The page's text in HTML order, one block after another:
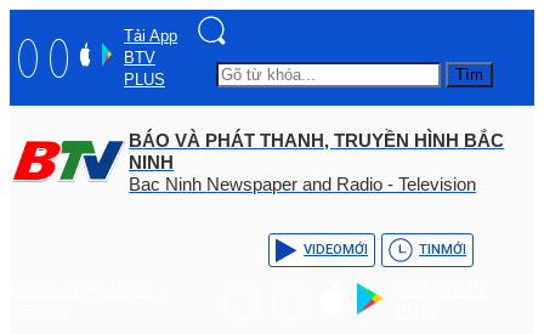
Tải App
BTV
PLUS
Tìm
BÁO VÀ PHÁT THANH, TRUYỀN HÌNH BẮC
NINH
Bac Ninh Newspaper and Radio - Television
VIDEOMỚI TINMỚI